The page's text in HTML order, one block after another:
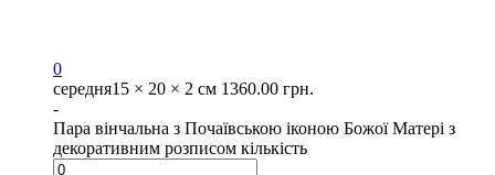
0
середня15 × 20 × 2 см 1360.00 грн.
-
Пара вінчальна з Почаївською іконою Божої Матері з
декоративним розписом кількість